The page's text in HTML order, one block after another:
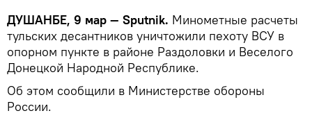
ДУШАНБЕ, 9 мар — Sputnik. Минометные расчеты
тульских десантников уничтожили пехоту ВСУ в
опорном пункте в районе Раздоловки и Веселого
Донецкой Народной Республике.
Об этом сообщили в Министерстве обороны
России.